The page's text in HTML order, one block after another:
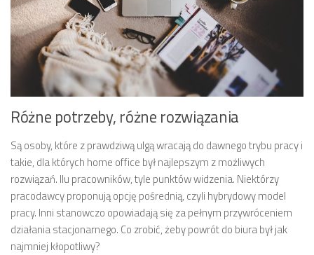
Różne potrzeby, różne rozwiązania
Są osoby, które z prawdziwą ulgą wracają do dawnego trybu pracy i
takie, dla których home office był najlepszym z możliwych
rozwiązań. Ilu pracowników, tyle punktów widzenia. Niektórzy
pracodawcy proponują opcję pośrednią, czyli hybrydowy model
pracy. Inni stanowczo opowiadają się za pełnym przywróceniem
działania stacjonarnego. Co zrobić, żeby powrót do biura był jak
najmniej kłopotliwy?